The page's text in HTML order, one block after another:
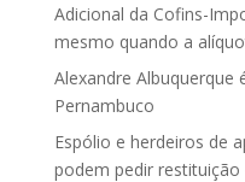
Adicional da Cofins-
mesmo quando a
Alexandre Albuquerque
Pernambuco
Espólio e herdeiros de
podem pedir